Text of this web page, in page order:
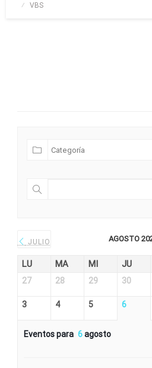
Publicado
VBS
JULIO AGOSTO
LU MA MI JU
27 28 29 30
3 4 5 6
Eventos para 6agosto